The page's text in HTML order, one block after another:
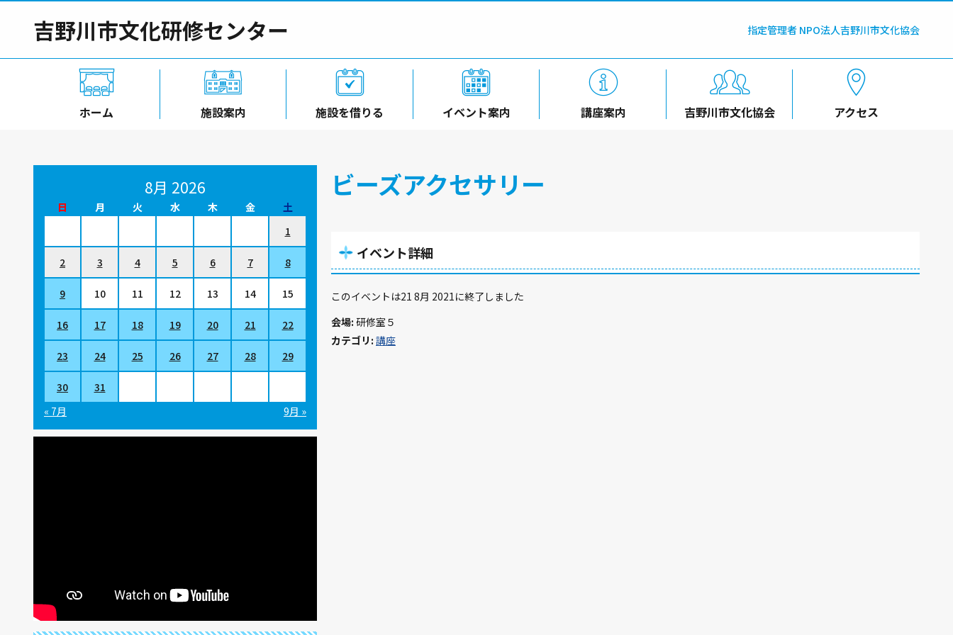
吉野川市文化研修センター 指定管理者 NPO法人吉野川市文化協会
ホーム 施設案内 施設を借りる イベント案内 講座案内 吉野川市文化協会 アクセス
ビーズアクセサリー
イベント詳細
このイベントは21 8月 2021に終了しました
会場: 研修室５
カテゴリ: 講座
8月 2026
日 月 火 水 木 金
土
1
2 3 4 5 6 7 8
9 10 11 12 13 14 15
16 17 18 19 20 21 22
23 24 25 26 27 28 29
30
31
« 7月
9月 »